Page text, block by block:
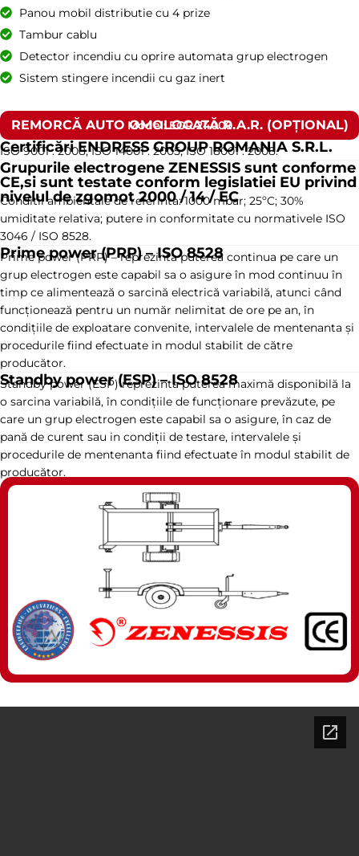
Panou mobil distributie cu 4 prize
Tambur cablu
Detector incendiu cu oprire automata grup electrogen
Sistem stingere incendii cu gaz inert
REMORCĂ AUTO OMOLOGATĂ R.A.R. (OPȚIONAL)
Model: EGR 24000
Certificări ENDRESS GROUP ROMANIA S.R.L.
ISO 9001 : 2008, ISO 14001 : 2005, ISO 18001 : 2008.
Grupurile electrogene ZENESSIS sunt conforme
CE,si sunt testate conform legislatiei EU privind
nivelul de zgomot 2000 / 14 / EC
Conditii ambientale de referinta: 1000 mbar; 25ºC; 30%
umiditate relativa; putere in conformitate cu normativele ISO
3046 / ISO 8528.
Prime power (PRP) – ISO 8528
Prime power (PRP) – reprezinta puterea continua pe care un
grup electrogen este capabil sa o asigure în mod continuu în
timp ce alimentează o sarcină electrică variabilă, atunci când
funcționează pentru un număr nelimitat de ore pe an, în
condițiile de exploatare convenite, intervalele de mentenanta și
procedurile fiind efectuate in modul stabilit de către
producător.
Standby power (ESP) – ISO 8528
Standby power (ESP) reprezinta puterea maximă disponibilă la
o sarcina variabilă, în condițiile de funcționare prevăzute, pe
care un grup electrogen este capabil sa o asigure, în caz de
pană de curent sau in condiții de testare, intervalele și
procedurile de mentenanta fiind efectuate în modul stabilit de
producător.